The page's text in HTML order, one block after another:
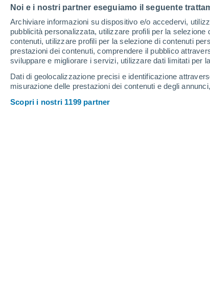
Noi e i nostri partner eseguiamo il seguente
Archiviare informazioni su dispositivo e/o accedervi,
pubblicità personalizzata, utilizzare profili per la
contenuti, utilizzare profili per la selezione di contenuti
prestazioni dei contenuti, comprendere il pubblico
sviluppare e migliorare i servizi, utilizzare dati limitati per
Dati di geolocalizzazione precisi e identificazione
misurazione delle prestazioni dei contenuti e degli
Scopri i nostri 1199 partner
32°
24°
del Seibo